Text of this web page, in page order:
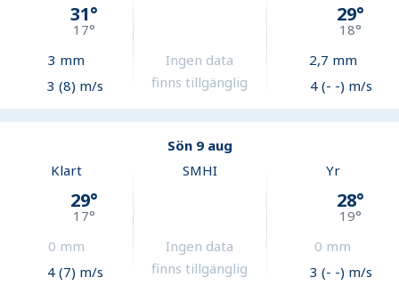
31°
17°
3 mm
3 (8) m/s
Ingen data
finns tillgänglig
29°
18°
2,7 mm
4 (- -) m/s
Sön 9 aug
Klart
29°
17°
0 mm
4 (7) m/s
SMHI
Ingen data
finns tillgänglig
Yr
28°
19°
0 mm
3 (- -) m/s